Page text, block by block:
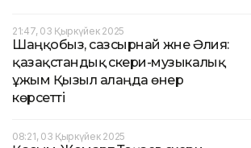
21:47, 03 Қыркүйек 2025
Шаңқобыз, сазсырнай және Әлия:
қазақстандық әскери-музыкалық
ұжым Қызыл алаңда өнер
көрсетті
08:21, 03 Қыркүйек 2025